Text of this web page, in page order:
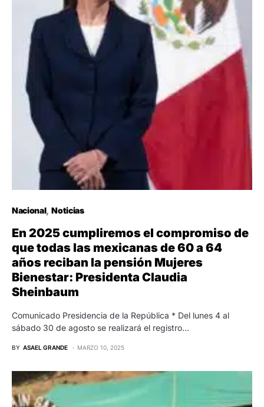
Nacional Noticias
En 2025 cumpliremos el compromiso de
que todas las mexicanas de 60 a 64
años reciban la pensión Mujeres
Bienestar: Presidenta Claudia
Sheinbaum
Comunicado Presidencia de la República * Del lunes 4 al
sábado 30 de agosto se realizará el registro…
BY ASAEL GRANDE MARZO 10, 2025